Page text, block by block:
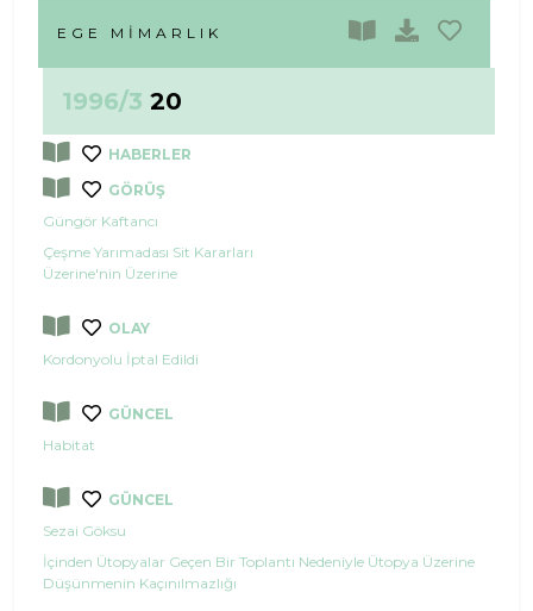
EGE MIMARLIK
1996/3 20
HABERLER
GÖRÜŞ
Güngör Kaftancı
Çeşme Yarımadası Sit Kararları
Üzerine'nin Üzerine
OLAY
Kordonyolu İptal Edildi
GÜNCEL
Habitat
GÜNCEL
Sezai Göksu
İçinden Ütopyalar Geçen Bir Toplantı Nedeniyle Ütopya Üzerine
Düşünmenin Kaçınılmazlığı